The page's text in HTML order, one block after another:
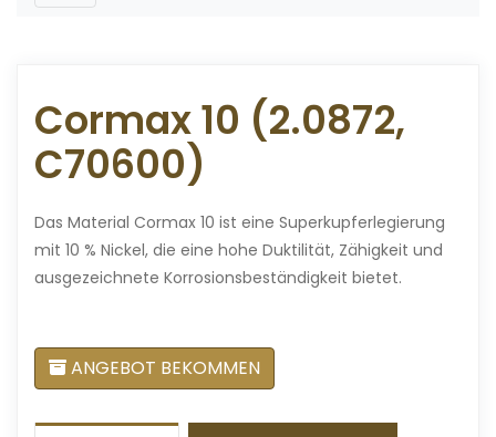
Cormax 10 (2.0872,
C70600)
Das Material Cormax 10 ist eine Superkupferlegierung
mit 10 % Nickel, die eine hohe Duktilität, Zähigkeit und
ausgezeichnete Korrosionsbeständigkeit bietet.
ANGEBOT BEKOMMEN